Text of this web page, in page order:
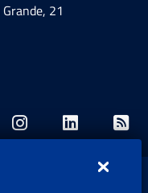
21
finestra
nuova finestra
Apre una nuova
Apre una
Instagram: